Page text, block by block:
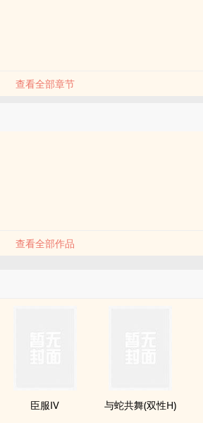
查看全部章节
查看全部作品
臣服Ⅳ 与蛇共舞(双性H)